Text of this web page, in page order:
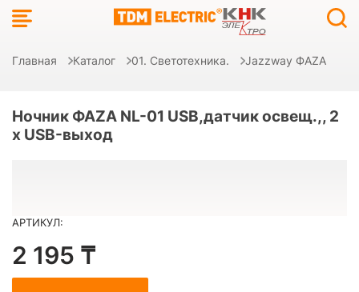
Главная Каталог 01. Светотехника. Jazzway ФAZA
Ночник ФАZА NL-01 USB,датчик освещ.,, 2
x USB-выход
АРТИКУЛ:
2 195 ₸